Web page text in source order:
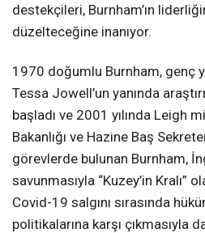
destekçileri, Burnham’ın
düzelteceğine inanıyor.
1970 doğumlu Burnham, genç
Tessa Jowell’un yanında
başladı ve 2001 yılında Leigh
Bakanlığı ve Hazine Baş
görevlerde bulunan Burnham,
savunmasıyla “Kuzey’in Kralı”
Covid-19 salgını sırasında
politikalarına karşı çıkmasıyla